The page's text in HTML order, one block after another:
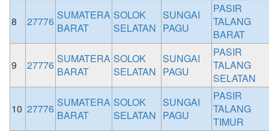
8 27776 SUMATERA
BARAT
SOLOK
SELATAN
SUNGAI
PAGU
PASIR
TALANG
BARAT
9 27776 SUMATERA
BARAT
SOLOK
SELATAN
SUNGAI
PAGU
PASIR
TALANG
SELATAN
10 27776 SUMATERA
BARAT
SOLOK
SELATAN
SUNGAI
PAGU
PASIR
TALANG
TIMUR